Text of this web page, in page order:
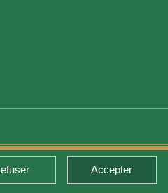
Accepter